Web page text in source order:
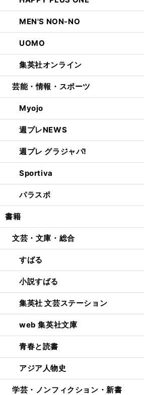
MEN'S NON-NO
UOMO
集英社オンライン
芸能・情報・スポーツ
Myojo
週プレNEWS
週プレ グラジャパ!
Sportiva
パラスポ
書籍
文芸・文庫・総合
すばる
小説すばる
集英社 文芸ステーション
web 集英社文庫
青春と読書
アジア人物史
学芸・ノンフィクション・新書